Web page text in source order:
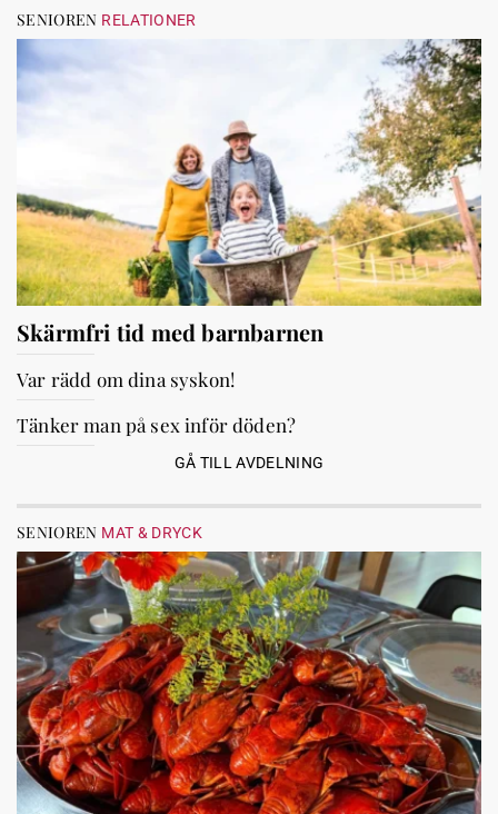
SENIOREN RELATIONER
Skärmfri tid med barnbarnen
Var rädd om dina syskon!
Tänker man på sex inför döden?
GÅ TILL AVDELNING
SENIOREN MAT & DRYCK